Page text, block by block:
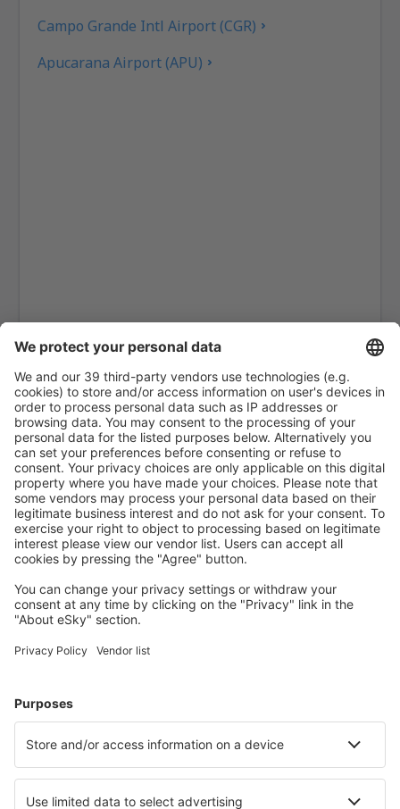
Campo Grande Intl Airport (CGR)
Apucarana Airport (APU)
Ariquemes Airport (AQM)
Arraias Airport (AAI)
Bragança Paulista Arthur Siqueira (BJP)
Boa Vista Atlas Brasil Cantanhede (BVB)
Balsas Airport (BSS)
Barcelos Airport (BAZ)
Barra Do Garcas Airport (BPG)
Barreirinhas Airport (BRB)
Campos dos Goytacazes Airport (CAW)
Bauru Arealva (JTC)
Bonito Airport (BYO)